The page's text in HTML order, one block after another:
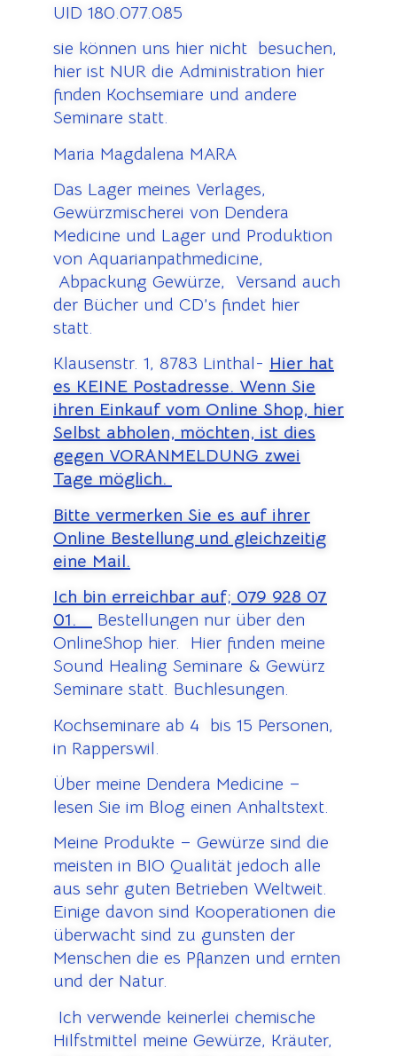
UID 180.077.085
sie können uns hier nicht besuchen,
hier ist NUR die Administration hier
finden Kochsemiare und andere
Seminare statt.
Maria Magdalena MARA
Das Lager meines Verlages,
Gewürzmischerei von Dendera
Medicine und Lager und Produktion
von Aquarianpathmedicine,
Abpackung Gewürze, Versand auch
der Bücher und CD’s findet hier
statt.
Klausenstr. 1, 8783 Linthal- Hier hat
es KEINE Postadresse. Wenn Sie
ihren Einkauf vom Online Shop, hier
Selbst abholen, möchten, ist dies
gegen VORANMELDUNG zwei
Tage möglich.
Bitte vermerken Sie es auf ihrer
Online Bestellung und gleichzeitig
eine Mail.
Ich bin erreichbar auf; 079 928 07
01.
Bestellungen nur über den
OnlineShop hier. Hier finden meine
Sound Healing Seminare & Gewürz
Seminare statt. Buchlesungen.
Kochseminare ab 4 bis 15 Personen,
in Rapperswil.
Über meine Dendera Medicine –
lesen Sie im Blog einen Anhaltstext.
Meine Produkte – Gewürze sind die
meisten in BIO Qualität jedoch alle
aus sehr guten Betrieben Weltweit.
Einige davon sind Kooperationen die
überwacht sind zu gunsten der
Menschen die es Pflanzen und ernten
und der Natur.
Ich verwende keinerlei chemische
Hilfstmittel meine Gewürze, Kräuter,